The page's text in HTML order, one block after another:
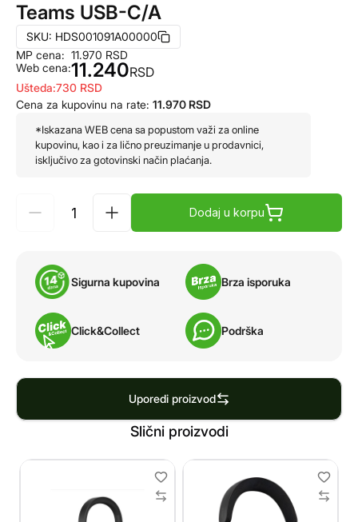
Teams USB-C/A
SKU: HDS001091A00000
MP cena:
Web cena:
11.970 RSD
11.240RSD
Ušteda:730 RSD
Cena za kupovinu na rate: 11.970 RSD
*Iskazana WEB cena sa popustom važi za online
kupovinu, kao i za lično preuzimanje u prodavnici,
isključivo za gotovinski način plaćanja.
Dodaj u korpu
Sigurna kupovina Brza isporuka
Click&Collect Podrška
Uporedi proizvod
Slični proizvodi